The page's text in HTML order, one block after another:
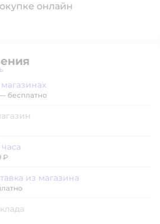
онлайн
доставки.
бесплатно
₽
из магазина